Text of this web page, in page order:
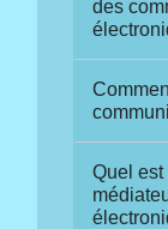
des
Quel est